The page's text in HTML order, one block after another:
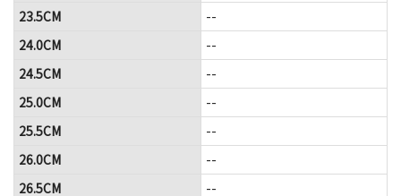
23.5CM
--
24.0CM
--
24.5CM
--
25.0CM
--
25.5CM
--
26.0CM
--
26.5CM
--